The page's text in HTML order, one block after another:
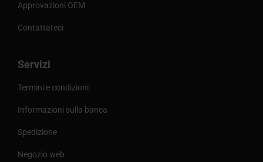
Approvazioni OEM
Contattateci
Servizi
Termini e condizioni
Informazioni sulla banca
Spedizione
Negozio web